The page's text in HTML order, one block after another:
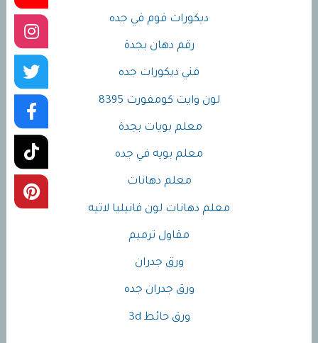
ديكورات فوم في جده
رقم دهان بجدة
فني ديكورات جده
لون وايت كومفورت 8395
معلم بويات بجدة
معلم بويه في جده
معلم دهانات
معلم دهانات لون فانيليا لاتيه
مقاول ترميم
ورق جدران
ورق جدران جده
ورق حائط 3d